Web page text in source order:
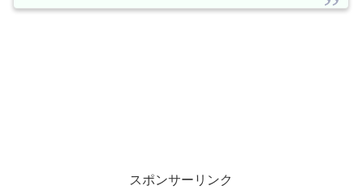
スポンサーリンク